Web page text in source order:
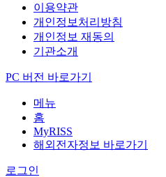
이용약관
개인정보처리방침
개인정보 재동의
기관소개
PC 버전 바로가기
메뉴
홈
MyRISS
해외전자정보 바로가기
로그인